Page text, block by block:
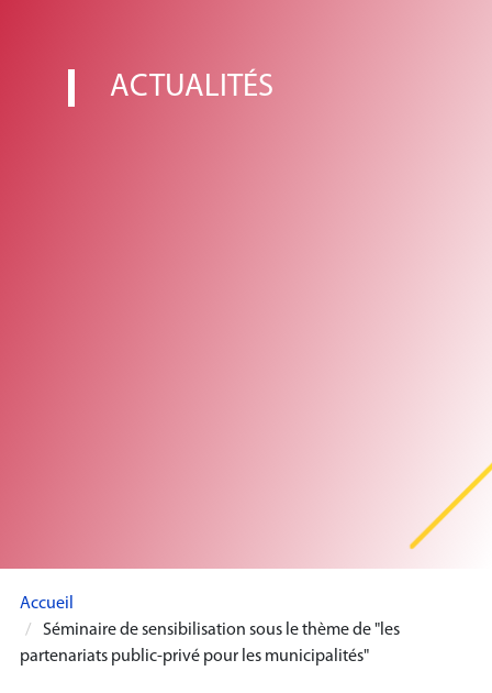
ACTUALITÉS
Accueil
Séminaire de sensibilisation sous le thème de "les
partenariats public-privé pour les municipalités"